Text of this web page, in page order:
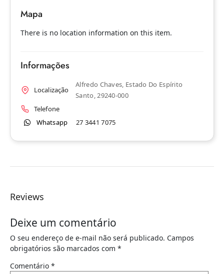
Mapa
There is no location information on this item.
Informações
Localização
Alfredo Chaves, Estado Do Espírito
Santo, 29240-000
Telefone
Whatsapp
27 3441 7075
Reviews
Deixe um comentário
O seu endereço de e-mail não será publicado. Campos
obrigatórios são marcados com *
Comentário *